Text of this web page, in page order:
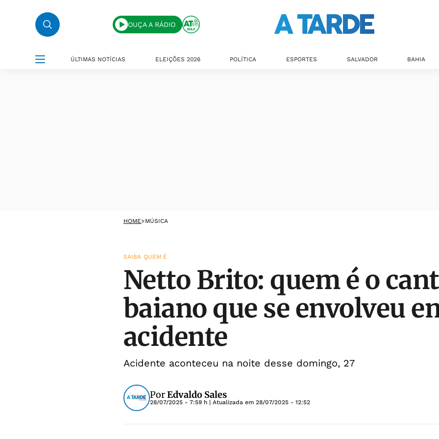
OUÇA A RÁDIO
ÚLTIMAS NOTÍCIAS ELEIÇÕES 2026 POLÍTICA ESPORTES SALVADOR BAHIA
HOME>MÚSICA
SAIBA QUEM É
Netto Brito: quem é o
baiano que se envolveu
acidente
Acidente aconteceu na noite desse domingo, 27
PorEdvaldo Sales
28/07/2025 - 7:59 h | Atualizada em 28/07/2025 - 12:52